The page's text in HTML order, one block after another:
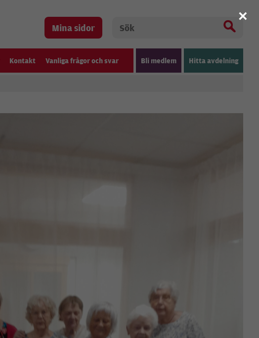
Mina sidor
Kontakt Vanliga frågor och svar Bli medlem Hitta avdelning
×